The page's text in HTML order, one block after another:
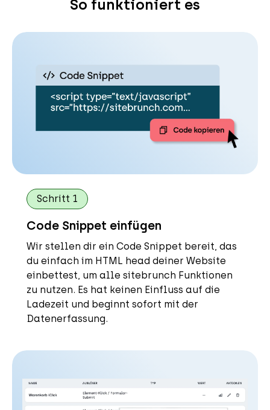
So funktioniert es
Code Snippet einfügen
Schritt 1
Wir stellen dir ein Code Snippet bereit, das
du einfach im HTML head deiner Website
einbettest, um alle sitebrunch Funktionen
zu nutzen. Es hat keinen Einfluss auf die
Ladezeit und beginnt sofort mit der
Datenerfassung.